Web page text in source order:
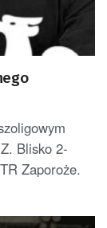
Blisko 2-
Zaporoże.